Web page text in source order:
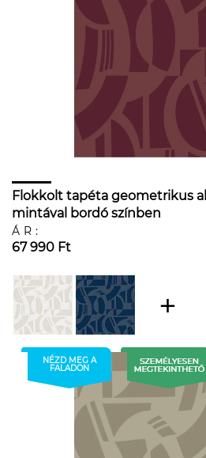
Flokkolt tapéta geometrikus
mintával bordó színben
ÁR:
67 990 Ft
NÉZD MEG A
FALADON